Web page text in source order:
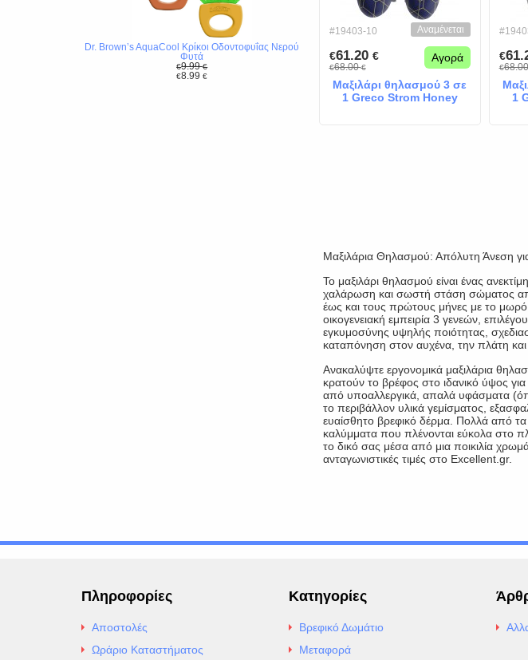
#19403-10 Αναμένεται
€61.20 €
€68.00€
Αγορά
Μαξιλάρι θηλασμού 3 σε
1 Greco Strom Honey
€
€
1
Μαξιλάρια Θηλασμού: Απόλυτη Άνεση
Το μαξιλάρι θηλασμού είναι ένας
χαλάρωση και σωστή στάση σώματος
έως και τους πρώτους μήνες με το
οικογενειακή εμπειρία 3 γενεών,
εγκυμοσύνης υψηλής ποιότητας,
καταπόνηση στον αυχένα, την πλάτη και
Ανακαλύψτε εργονομικά μαξιλάρια
κρατούν το βρέφος στο ιδανικό ύψος
από υποαλλεργικά, απαλά υφάσματα
το περιβάλλον υλικά γεμίσματος,
ευαίσθητο βρεφικό δέρμα. Πολλά από
καλύμματα που πλένονται εύκολα στο
το δικό σας μέσα από μια ποικιλία
ανταγωνιστικές τιμές στο Excellent.gr.
Dr. Brown’s AquaCool Κρίκοι Οδοντοφυΐας Νερού
Φυτά
€9.99€
€8.99€
Πληροφορίες
Αποστολές
Ωράριο Καταστήματος
Κατηγορίες
Βρεφικό Δωμάτιο
Μεταφορά